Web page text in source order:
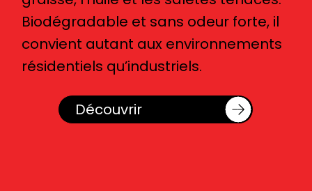
Biodégradable et sans odeur forte, il
convient autant aux environnements
résidentiels qu’industriels.
Découvrir